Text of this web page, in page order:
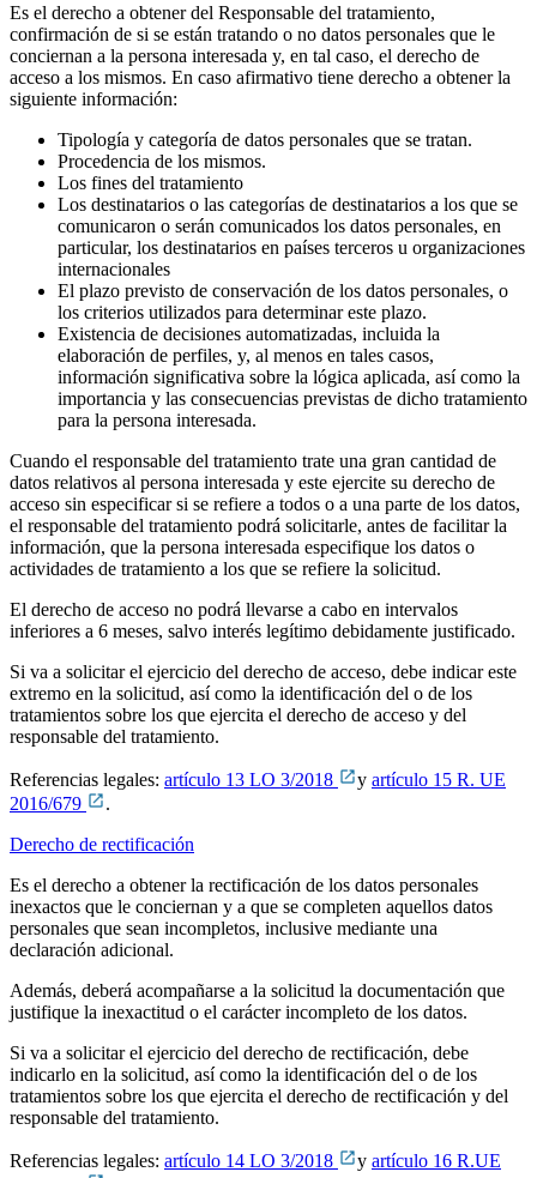
Es el derecho a obtener del Responsable del tratamiento,
confirmación de si se están tratando o no datos personales que le
conciernan a la persona interesada y, en tal caso, el derecho de
acceso a los mismos. En caso afirmativo tiene derecho a obtener la
siguiente información:
Tipología y categoría de datos personales que se tratan.
Procedencia de los mismos.
Los fines del tratamiento
Los destinatarios o las categorías de destinatarios a los que se
comunicaron o serán comunicados los datos personales, en
particular, los destinatarios en países terceros u organizaciones
internacionales
El plazo previsto de conservación de los datos personales, o
los criterios utilizados para determinar este plazo.
Existencia de decisiones automatizadas, incluida la
elaboración de perfiles, y, al menos en tales casos,
información significativa sobre la lógica aplicada, así como la
importancia y las consecuencias previstas de dicho tratamiento
para la persona interesada.
Cuando el responsable del tratamiento trate una gran cantidad de
datos relativos al persona interesada y este ejercite su derecho de
acceso sin especificar si se refiere a todos o a una parte de los datos,
el responsable del tratamiento podrá solicitarle, antes de facilitar la
información, que la persona interesada especifique los datos o
actividades de tratamiento a los que se refiere la solicitud.
El derecho de acceso no podrá llevarse a cabo en intervalos
inferiores a 6 meses, salvo interés legítimo debidamente justificado.
Si va a solicitar el ejercicio del derecho de acceso, debe indicar este
extremo en la solicitud, así como la identificación del o de los
tratamientos sobre los que ejercita el derecho de acceso y del
responsable del tratamiento.
Referencias legales: artículo 13 LO 3/2018 y artículo 15 R. UE
2016/679
.
Derecho de rectificación
Es el derecho a obtener la rectificación de los datos personales
inexactos que le conciernan y a que se completen aquellos datos
personales que sean incompletos, inclusive mediante una
declaración adicional.
Además, deberá acompañarse a la solicitud la documentación que
justifique la inexactitud o el carácter incompleto de los datos.
Si va a solicitar el ejercicio del derecho de rectificación, debe
indicarlo en la solicitud, así como la identificación del o de los
tratamientos sobre los que ejercita el derecho de rectificación y del
responsable del tratamiento.
Referencias legales: artículo 14 LO 3/2018 y artículo 16 R.UE